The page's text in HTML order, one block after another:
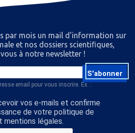
par mois un mail d'information sur
et nos dossiers scientiﬁques,
à notre newsletter !
S'abonner
email pour vous inscrire. Ex. :
vos e-mails et confirme
de votre politique de
légales.